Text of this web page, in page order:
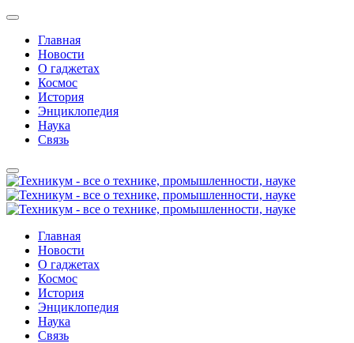
Главная
Новости
О гаджетах
Космос
История
Энциклопедия
Наука
Связь
Главная
Новости
О гаджетах
Космос
История
Энциклопедия
Наука
Связь